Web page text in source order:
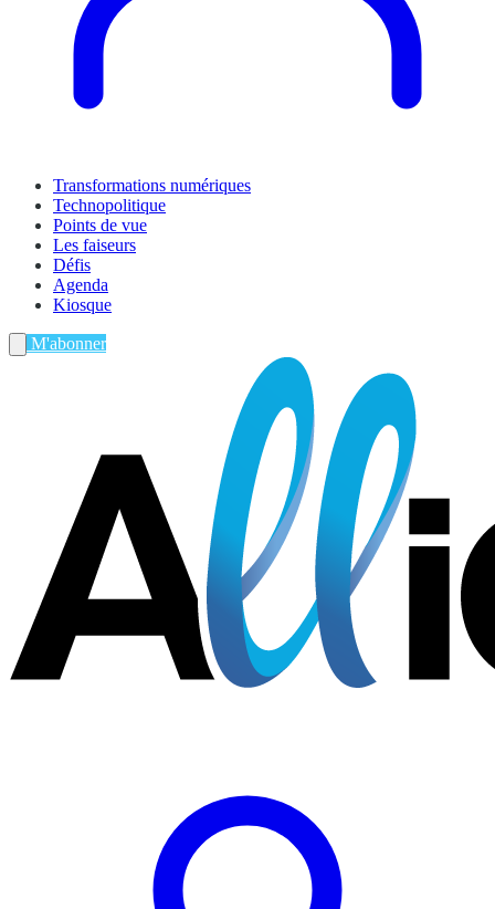
Transformations numériques
Technopolitique
Points de vue
Les faiseurs
Défis
Agenda
Kiosque
M'abonner